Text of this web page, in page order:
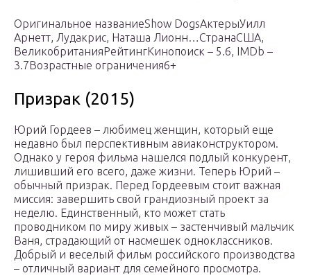
Оригинальное названиеShow DogsАктерыУилл
Арнетт, Лудакрис, Наташа Лионн…СтранаСША,
ВеликобританияРейтингКинопоиск – 5.6, IMDb –
3.7Возрастные ограничения6+
Призрак (2015)
Юрий Гордеев – любимец женщин, который еще
недавно был перспективным авиаконструктором.
Однако у героя фильма нашелся подлый конкурент,
лишивший его всего, даже жизни. Теперь Юрий –
обычный призрак. Перед Гордеевым стоит важная
миссия: завершить свой грандиозный проект за
неделю. Единственный, кто может стать
проводником по миру живых – застенчивый мальчик
Ваня, страдающий от насмешек одноклассников.
Добрый и веселый фильм российского производства
– отличный вариант для семейного просмотра.